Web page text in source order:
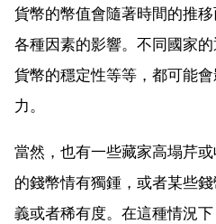
貨幣的幣值會隨著時間的推
各種因素的影響。不同國家
貨幣的穩定性等等，都可能
力。
當然，也有一些藏家高塌芹
的錢幣情有獨鍾，或者某些
義或者稀有度。在這種情況